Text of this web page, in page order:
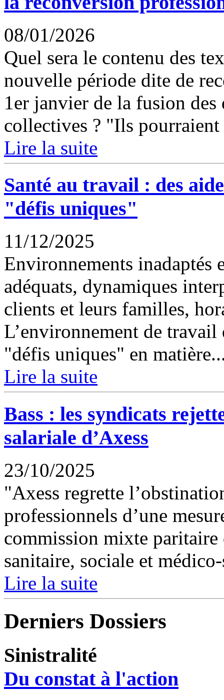
08/01/2026
Quel sera le contenu des
nouvelle période dite de
1er janvier de la fusion
collectives ? "Ils
Lire la suite
Santé au travail : des
"défis uniques"
11/12/2025
Environnements inadaptés
adéquats, dynamiques
clients et leurs familles,
L’environnement de travail
"défis uniques" en
Lire la suite
Bass : les syndicats
salariale d’Axess
23/10/2025
"Axess regrette
professionnels d’une
commission mixte paritaire
sanitaire, sociale et
Lire la suite
Derniers Dossiers
Sinistralité
Du constat à l'action